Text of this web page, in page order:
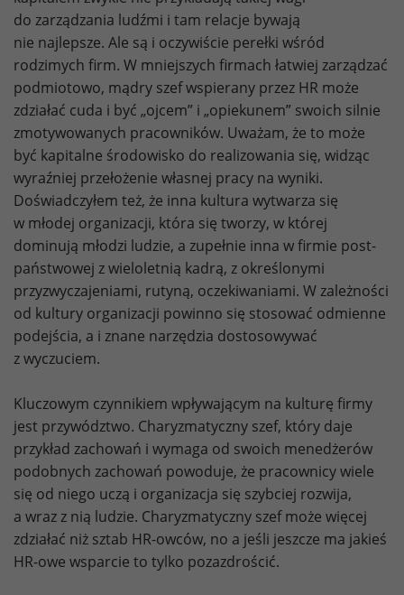
do zarządzania ludźmi i tam relacje bywają
nie najlepsze. Ale są i oczywiście perełki wśród
rodzimych firm. W mniejszych firmach łatwiej zarządzać
podmiotowo, mądry szef wspierany przez HR może
zdziałać cuda i być „ojcem” i „opiekunem” swoich silnie
zmotywowanych pracowników. Uważam, że to może
być kapitalne środowisko do realizowania się, widząc
wyraźniej przełożenie własnej pracy na wyniki.
Doświadczyłem też, że inna kultura wytwarza się
w młodej organizacji, która się tworzy, w której
dominują młodzi ludzie, a zupełnie inna w firmie post-
państwowej z wieloletnią kadrą, z określonymi
przyzwyczajeniami, rutyną, oczekiwaniami. W zależności
od kultury organizacji powinno się stosować odmienne
podejścia, a i znane narzędzia dostosowywać
z wyczuciem.
Kluczowym czynnikiem wpływającym na kulturę firmy
jest przywództwo. Charyzmatyczny szef, który daje
przykład zachowań i wymaga od swoich menedżerów
podobnych zachowań powoduje, że pracownicy wiele
się od niego uczą i organizacja się szybciej rozwija,
a wraz z nią ludzie. Charyzmatyczny szef może więcej
zdziałać niż sztab HR-owców, no a jeśli jeszcze ma jakieś
HR-owe wsparcie to tylko pozazdrościć.